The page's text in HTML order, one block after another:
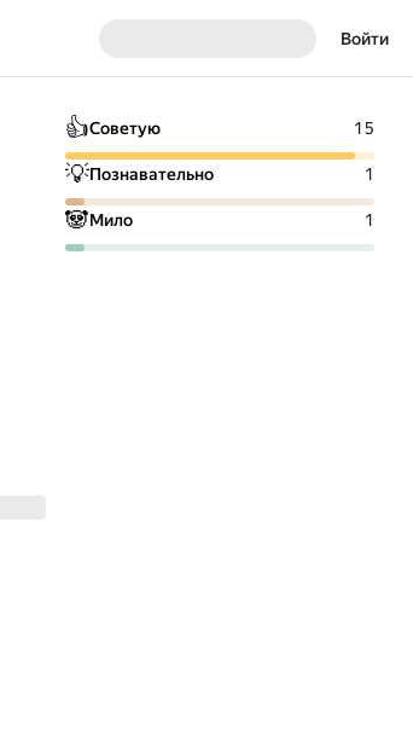
Войти
👍Советую 15
💡Познавательно 1
🐼Мило 1